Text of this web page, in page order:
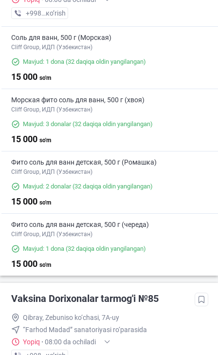
+998 (70) XXX-XX-XX
кo’rish
Соль для ванн, 500 г (Морская)
Cliff Group, ИДП (Узбекистан)
Mavjud: 1 dona (32 daqiqa oldin yangilangan)
15 000 so'm
Морская фито соль для ванн, 500 г (хвоя)
Cliff Group, ИДП (Узбекистан)
Mavjud: 3 donalar(32 daqiqa oldin yangilangan)
15 000 so'm
Фито соль для ванн детская, 500 г (Ромашка)
Cliff Group, ИДП (Узбекистан)
Mavjud: 2 donalar(32 daqiqa oldin yangilangan)
15 000 so'm
Фито соль для ванн детская, 500 г (череда)
Cliff Group, ИДП (Узбекистан)
Mavjud: 1 dona (32 daqiqa oldin yangilangan)
15 000 so'm
Vaksina Dorixonalar tarmog'i №85
Qibray, Zebuniso ko‘chasi, 7A-uy
“Farhod Madad” sanatoriyasi ro‘parasida
Yopiq · 08:00 da ochiladi